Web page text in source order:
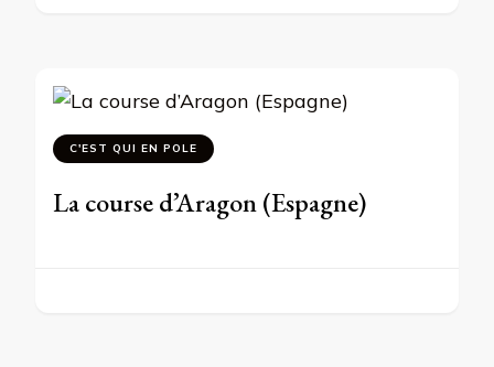
C'EST QUI EN POLE
La course d’Aragon (Espagne)